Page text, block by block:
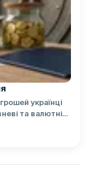
українці
та валютні